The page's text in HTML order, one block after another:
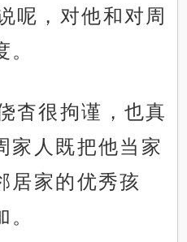
呢，对他和对周
杳很拘谨，也真
家人既把他当家
居家的优秀孩